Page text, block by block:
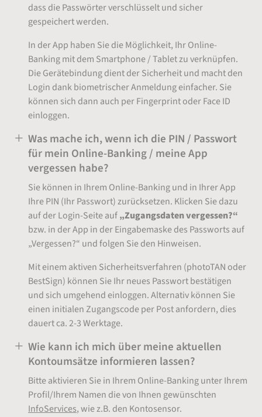
dass die Passwörter verschlüsselt und sicher
gespeichert werden.
In der App haben Sie die Möglichkeit, Ihr Online-
Banking mit dem Smartphone / Tablet zu verknüpfen.
Die Gerätebindung dient der Sicherheit und macht den
Login dank biometrischer Anmeldung einfacher. Sie
können sich dann auch per Fingerprint oder Face ID
einloggen.
Was mache ich, wenn ich die PIN / Passwort
für mein Online-Banking / meine App
vergessen habe?
Sie können in Ihrem Online-Banking und in Ihrer App
Ihre PIN (Ihr Passwort) zurücksetzen. Klicken Sie dazu
auf der Login-Seite auf„Zugangsdaten vergessen?“
bzw. in der App in der Eingabemaske des Passworts auf
„Vergessen?“ und folgen Sie den Hinweisen.
Mit einem aktiven Sicherheitsverfahren (photoTAN oder
BestSign) können Sie Ihr neues Passwort bestätigen
und sich umgehend einloggen. Alternativ können Sie
einen initialen Zugangscode per Post anfordern, dies
dauert ca. 2-3 Werktage.
Wie kann ich mich über meine aktuellen
Kontoumsätze informieren lassen?
Bitte aktivieren Sie in Ihrem Online-Banking unter Ihrem
Profil/Ihrem Namen die von Ihnen gewünschten
InfoServices, wie z.B. den Kontosensor.